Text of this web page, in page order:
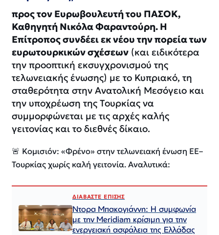
προς τον Ευρωβουλευτή του ΠΑΣΟΚ,
Καθηγητή Νικόλα Φαραντούρη. Η
Επίτροπος συνδέει εκ νέου την πορεία των
ευρωτουρκικών σχέσεων (και ειδικότερα
την προοπτική εκσυγχρονισμού της
τελωνειακής ένωσης) με το Κυπριακό, τη
σταθερότητα στην Ανατολική Μεσόγειο και
την υποχρέωση της Τουρκίας να
συμμορφώνεται με τις αρχές καλής
γειτονίας και το διεθνές δίκαιο.
🚨 Κομισιόν: «Φρένο» στην τελωνειακή ένωση ΕΕ–
Τουρκίας χωρίς καλή γειτονία. Αναλυτικά:
ΔΙΑΒΑΣΤΕ ΕΠΙΣΗΣ
Ντορα Μπακογιάννη: Η συμφωνία
με την Meridiam κρίσιμη για την
ενεργειακή ασφάλεια της Ελλάδας